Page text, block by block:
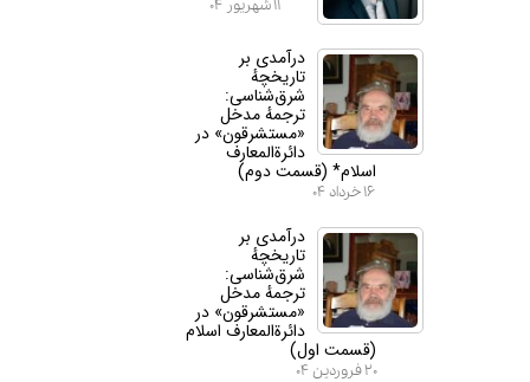
۱۱ شهریور ۰۴
درآمدی بر
تاریخچهٔ
شرق‌شناسی:
ترجمهٔ مدخل
«مستشرقون» در
دائرة‌المعارف
اسلام* (قسمت دوم)
۱۶ خرداد ۰۴
درآمدی بر
تاریخچهٔ
شرق‌شناسی:
ترجمهٔ مدخل
«مستشرقون» در
دائرة‌المعارف اسلام
(قسمت اول)
۲۰ فروردین ۰۴